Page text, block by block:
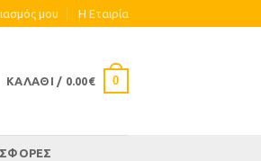
μου Η Eταιρία
ΚΑΛΆΘΙ / 0.00€ 0